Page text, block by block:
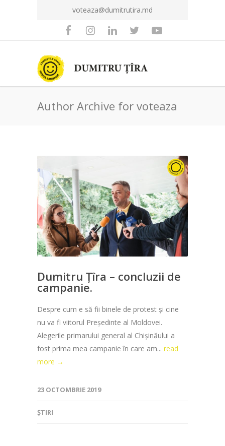
voteaza@dumitrutira.md
Author Archive for voteaza
Dumitru Țîra – concluzii de
campanie.
Despre cum e să fii binele de protest și cine
nu va fi viitorul Președinte al Moldovei.
Alegerile primarului general al Chișinăului a
fost prima mea campanie în care am... read
more →
23 OCTOMBRIE 2019
ȘTIRI